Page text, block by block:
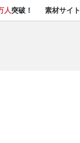
人突破！ 素材サイト